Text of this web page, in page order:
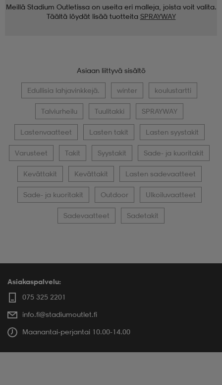
Meillä Stadium Outletissa on useita eri malleja, joista voit valita.
Täältä löydät lisää tuotteita SPRAYWAY
Asiaan liittyvä sisältö
Edullisia lahjavinkkejä. winter koulustartti
Talviurheilu Tuulitakki SPRAYWAY
Lastenvaatteet Lasten takit Lasten syystakit
Varusteet Takit Syystakit Sade- ja kuoritakit
Kevättakit Kevättakit Lasten sadevaatteet
Sade- ja kuoritakit Outdoor Ulkoiluvaatteet
Sadevaatteet Sadetakit
Asiakaspalvelu:
075 325 2201
info.fi@stadiumoutlet.fi
Maanantai-perjantai 10.00-14.00